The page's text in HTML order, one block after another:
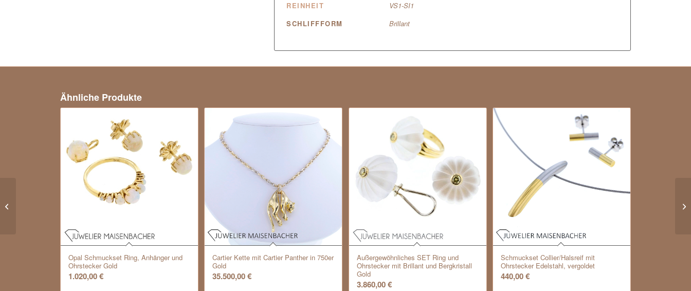
REINHEIT
VS1-SI1
SCHLIFFFORM
Brillant
Ähnliche Produkte
Opal Schmuckset Ring, Anhänger und
Ohrstecker Gold
1.020,00€
Cartier Kette mit Cartier Panther in 750er
Gold
35.500,00€
Außergewöhnliches SET Ring und
Ohrstecker mit Brillant und Bergkristall
Gold
3.860,00€
Schmuckset Collier/Halsreif mit
Ohrstecker Edelstahl, vergoldet
440,00€